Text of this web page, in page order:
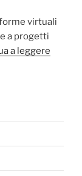
virtuali
a progetti
a leggere